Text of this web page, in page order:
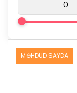
MƏHDUD SAYDA